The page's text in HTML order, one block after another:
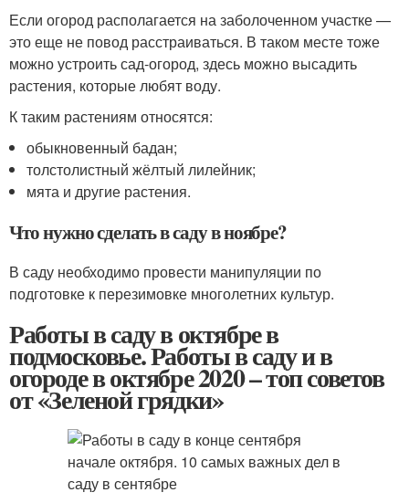
Если огород располагается на заболоченном участке —
это еще не повод расстраиваться. В таком месте тоже
можно устроить сад-огород, здесь можно высадить
растения, которые любят воду.
К таким растениям относятся:
обыкновенный бадан;
толстолистный жёлтый лилейник;
мята и другие растения.
Что нужно сделать в саду в ноябре?
В саду необходимо провести манипуляции по
подготовке к перезимовке многолетних культур.
Работы в саду в октябре в
подмосковье. Работы в саду и в
огороде в октябре 2020 – топ советов
от «Зеленой грядки»